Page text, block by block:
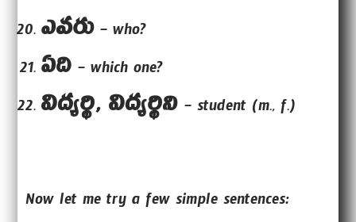
ఎవరు – who?
ఏది – which one?
విద్యర్థి, విద్యర్థిని – student (m., f.)
Now let me try a few simple sentences: